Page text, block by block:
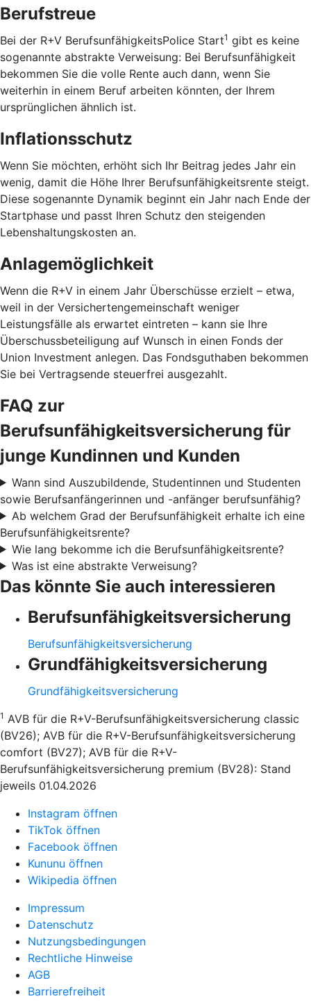
Berufstreue
Bei der R+V BerufsunfähigkeitsPolice Start1 gibt es keine
sogenannte abstrakte Verweisung: Bei Berufsunfähigkeit
bekommen Sie die volle Rente auch dann, wenn Sie
weiterhin in einem Beruf arbeiten könnten, der Ihrem
ursprünglichen ähnlich ist.
Inflationsschutz
Wenn Sie möchten, erhöht sich Ihr Beitrag jedes Jahr ein
wenig, damit die Höhe Ihrer Berufsunfähigkeitsrente steigt.
Diese sogenannte Dynamik beginnt ein Jahr nach Ende der
Startphase und passt Ihren Schutz den steigenden
Lebenshaltungskosten an.
Anlagemöglichkeit
Wenn die R+V in einem Jahr Überschüsse erzielt – etwa,
weil in der Versichertengemeinschaft weniger
Leistungsfälle als erwartet eintreten – kann sie Ihre
Überschussbeteiligung auf Wunsch in einen Fonds der
Union Investment anlegen. Das Fondsguthaben bekommen
Sie bei Vertragsende steuerfrei ausgezahlt.
FAQ zur
Berufsunfähigkeitsversicherung für
junge Kundinnen und Kunden
Wann sind Auszubildende, Studentinnen und Studenten
sowie Berufsanfängerinnen und -anfänger berufsunfähig?
Ab welchem Grad der Berufsunfähigkeit erhalte ich eine
Berufsunfähigkeitsrente?
Wie lang bekomme ich die Berufsunfähigkeitsrente?
Was ist eine abstrakte Verweisung?
Das könnte Sie auch interessieren
Berufsunfähigkeitsversicherung
Berufsunfähigkeitsversicherung
Grundfähigkeitsversicherung
Grundfähigkeitsversicherung
1 AVB für die R+V-Berufsunfähigkeitsversicherung classic
(BV26); AVB für die R+V-Berufsunfähigkeitsversicherung
comfort (BV27); AVB für die R+V-
Berufsunfähigkeitsversicherung premium (BV28): Stand
jeweils 01.04.2026
Instagram öffnen
TikTok öffnen
Facebook öffnen
Kununu öffnen
Wikipedia öffnen
Impressum
Datenschutz
Nutzungsbedingungen
Rechtliche Hinweise
AGB
Barrierefreiheit